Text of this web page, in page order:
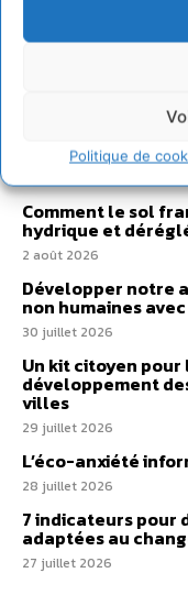
Politique de
Comment le sol
hydrique et
2 août 2026
Développer notre
non humaines
30 juillet 2026
Un kit citoyen
développement
villes
29 juillet 2026
L’éco-anxiété
28 juillet 2026
7 indicateurs pour
adaptées au
27 juillet 2026